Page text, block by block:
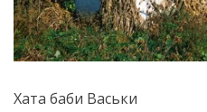
Хата баби Васьки